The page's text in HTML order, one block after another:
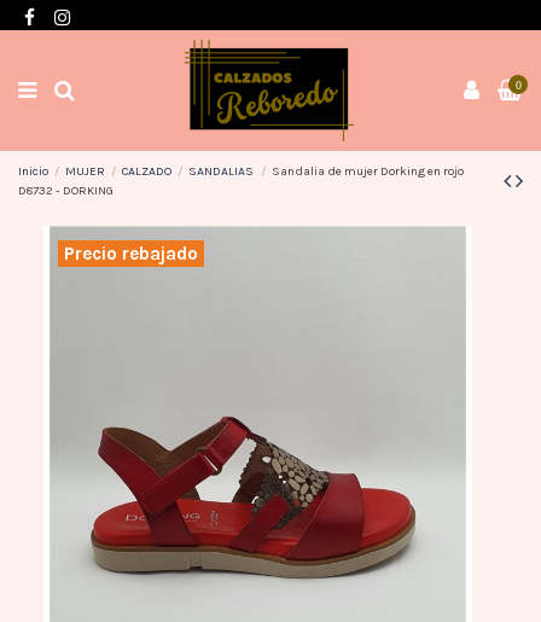
0
Inicio MUJER CALZADO SANDALIAS
Sandalia de mujer Dorking en rojo
D8732 - DORKING
Precio rebajado